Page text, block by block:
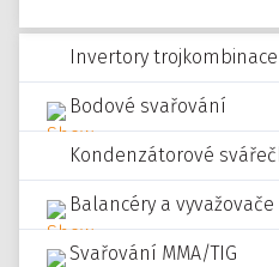
Invertory trojkombinace
Bodové svařování
Kondenzátorové
Balancéry a vyvažovače
Svařování MMA/TIG